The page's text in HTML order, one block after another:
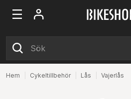
Hem Cykeltillbehör Lås Vajerlås